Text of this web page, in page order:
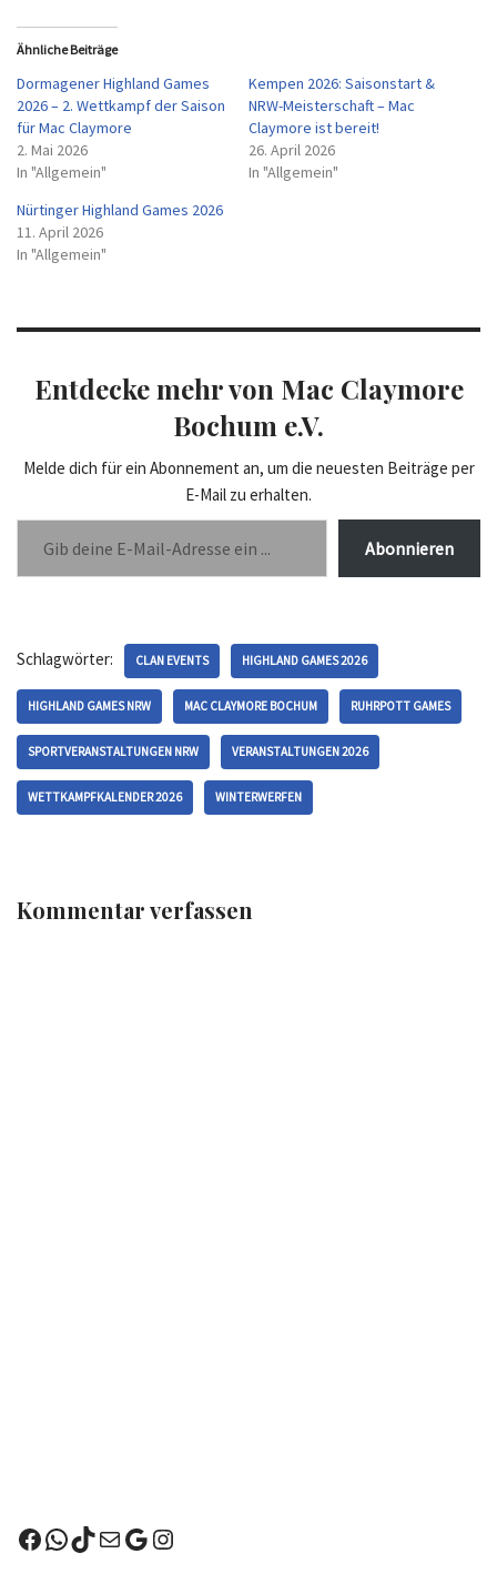
Ähnliche Beiträge
Dormagener Highland Games
2026 – 2. Wettkampf der Saison
für Mac Claymore
2. Mai 2026
In "Allgemein"
Kempen 2026: Saisonstart &
NRW-Meisterschaft – Mac
Claymore ist bereit!
26. April 2026
In "Allgemein"
Nürtinger Highland Games 2026
11. April 2026
In "Allgemein"
Entdecke mehr von Mac Claymore
Bochum e.V.
Melde dich für ein Abonnement an, um die neuesten Beiträge per
E-Mail zu erhalten.
Abonnieren
Schlagwörter: CLAN EVENTS HIGHLAND GAMES 2026
HIGHLAND GAMES NRW MAC CLAYMORE BOCHUM RUHRPOTT GAMES
SPORTVERANSTALTUNGEN NRW VERANSTALTUNGEN 2026
WETTKAMPFKALENDER 2026 WINTERWERFEN
Kommentar verfassen